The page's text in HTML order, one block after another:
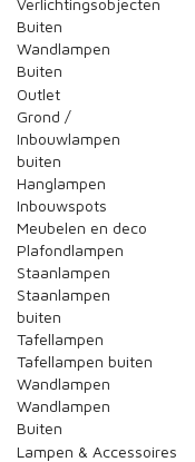
Buiten
Wandlampen
Buiten
Outlet
Grond /
Inbouwlampen
buiten
Hanglampen
Inbouwspots
Meubelen en deco
Plafondlampen
Staanlampen
Staanlampen
buiten
Tafellampen
Tafellampen buiten
Wandlampen
Wandlampen
Buiten
Lampen & Accessoires